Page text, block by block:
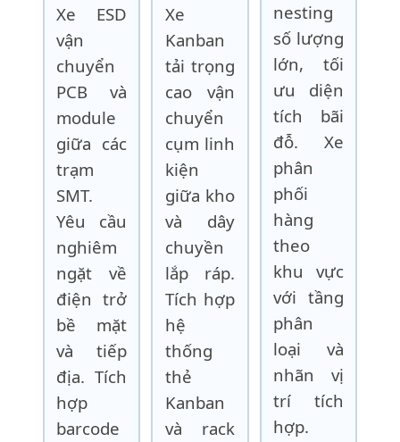
Xe ESD
vận
chuyển
PCB và
module
giữa các
trạm
SMT.
Yêu cầu
nghiêm
ngặt về
điện trở
bề mặt
và tiếp
địa. Tích
hợp
barcode
Xe
Kanban
tải trọng
cao vận
chuyển
cụm linh
kiện
giữa kho
và dây
chuyền
lắp ráp.
Tích hợp
hệ
thống
thẻ
Kanban
và rack
nesting
số lượng
lớn, tối
ưu diện
tích bãi
đỗ. Xe
phân
phối
hàng
theo
khu vực
với tầng
phân
loại và
nhãn vị
trí tích
hợp.